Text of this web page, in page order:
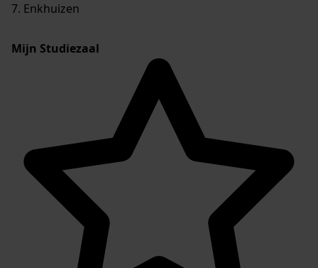
7. Enkhuizen
Mijn Studiezaal